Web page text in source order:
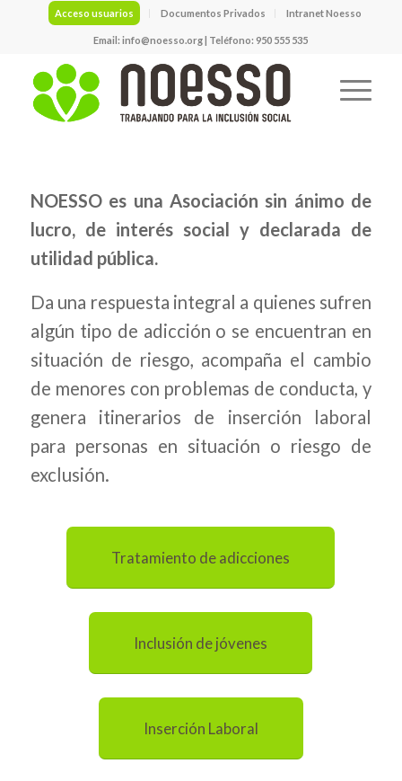
Acceso usuarios Documentos Privados Intranet Noesso
Email:info@noesso.org| Teléfono: 950 555 535
NOESSO es una Asociación sin ánimo de
lucro, de interés social y declarada de
utilidad pública.
Da una respuesta integral a quienes sufren
algún tipo de adicción o se encuentran en
situación de riesgo, acompaña el cambio
de menores con problemas de conducta, y
genera itinerarios de inserción laboral
para personas en situación o riesgo de
exclusión.
Tratamiento de adicciones
Inclusión de jóvenes
Inserción Laboral